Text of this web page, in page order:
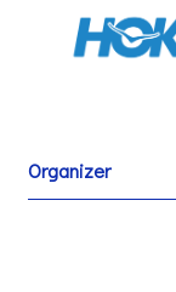
Organizer